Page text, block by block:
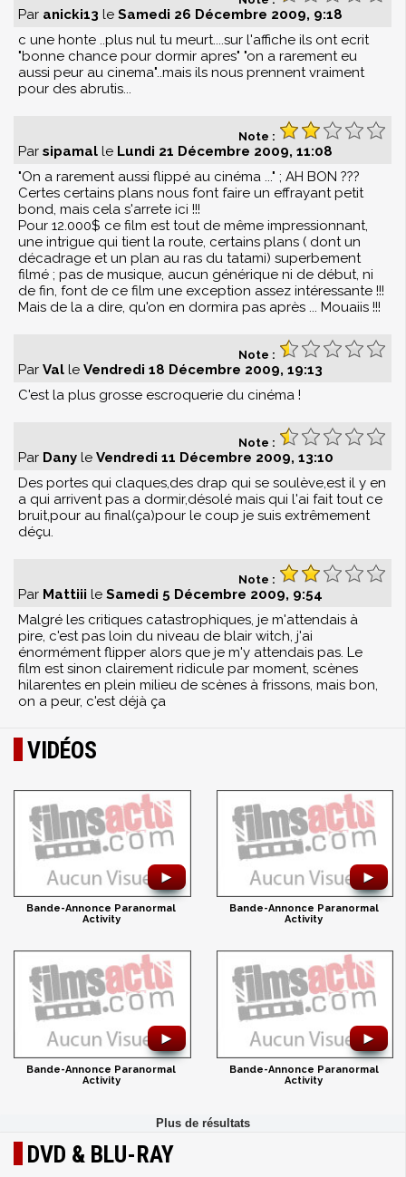
Par anicki13 le Samedi 26 Décembre 2009, 9:18
c une honte ..plus nul tu meurt....sur l'affiche ils ont ecrit
"bonne chance pour dormir apres" "on a rarement eu
aussi peur au cinema"..mais ils nous prennent vraiment
pour des abrutis...
Note :
Par sipamal le Lundi 21 Décembre 2009, 11:08
"On a rarement aussi flippé au cinéma ..." ; AH BON ???
Certes certains plans nous font faire un effrayant petit
bond, mais cela s'arrete ici !!!
Pour 12.000$ ce film est tout de même impressionnant,
une intrigue qui tient la route, certains plans ( dont un
décadrage et un plan au ras du tatami) superbement
filmé ; pas de musique, aucun générique ni de début, ni
de fin, font de ce film une exception assez intéressante !!!
Mais de la a dire, qu'on en dormira pas après ... Mouaiis !!!
Note :
Par Val le Vendredi 18 Décembre 2009, 19:13
C'est la plus grosse escroquerie du cinéma !
Note :
Par Dany le Vendredi 11 Décembre 2009, 13:10
Des portes qui claques,des drap qui se soulève,est il y en
a qui arrivent pas a dormir,désolé mais qui l'ai fait tout ce
bruit,pour au final(ça)pour le coup je suis extrêmement
déçu.
Note :
Par Mattiii le Samedi 5 Décembre 2009, 9:54
Malgré les critiques catastrophiques, je m'attendais à
pire, c'est pas loin du niveau de blair witch, j'ai
énormément flipper alors que je m'y attendais pas. Le
film est sinon clairement ridicule par moment, scènes
hilarentes en plein milieu de scènes à frissons, mais bon,
on a peur, c'est déjà ça
VIDÉOS
►
Bande-Annonce Paranormal
Activity
►
Bande-Annonce Paranormal
Activity
►
Bande-Annonce Paranormal
Activity
►
Bande-Annonce Paranormal
Activity
DVD & BLU-RAY